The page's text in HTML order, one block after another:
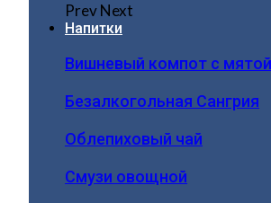
PrevNext
Напитки
Вишневый компот с
Безалкогольная Сангрия
Облепиховый чай
Смузи овощной